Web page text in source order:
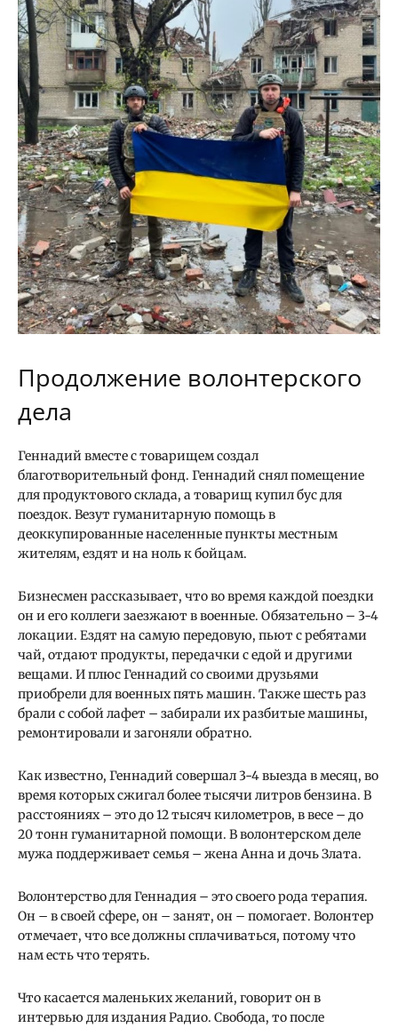
Продолжение волонтерского
дела
Геннадий вместе с товарищем создал
благотворительный фонд. Геннадий снял помещение
для продуктового склада, а товарищ купил бус для
поездок. Везут гуманитарную помощь в
деоккупированные населенные пункты местным
жителям, ездят и на ноль к бойцам.
Бизнесмен рассказывает, что во время каждой поездки
он и его коллеги заезжают в военные. Обязательно – 3-4
локации. Ездят на самую передовую, пьют с ребятами
чай, отдают продукты, передачки с едой и другими
вещами. И плюс Геннадий со своими друзьями
приобрели для военных пять машин. Также шесть раз
брали с собой лафет – забирали их разбитые машины,
ремонтировали и загоняли обратно.
Как известно, Геннадий совершал 3-4 выезда в месяц, во
время которых сжигал более тысячи литров бензина. В
расстояниях – это до 12 тысяч километров, в весе – до
20 тонн гуманитарной помощи. В волонтерском деле
мужа поддерживает семья – жена Анна и дочь Злата.
Волонтерство для Геннадия – это своего рода терапия.
Он – в своей сфере, он – занят, он – помогает. Волонтер
отмечает, что все должны сплачиваться, потому что
нам есть что терять.
Что касается маленьких желаний, говорит он в
интервью для издания Радио. Свобода, то после